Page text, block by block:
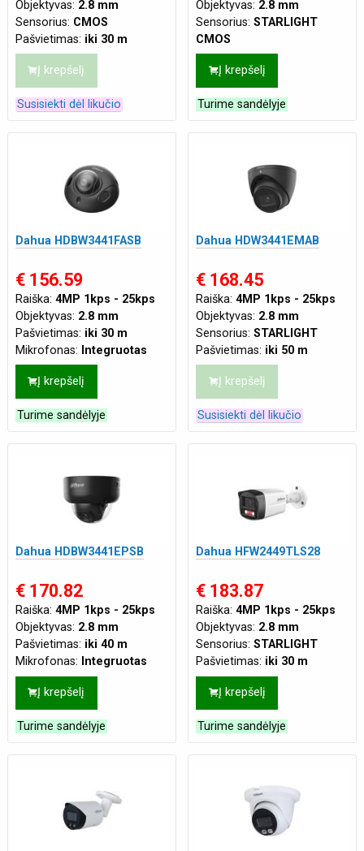
Objektyvas: 2.8 mm
Sensorius: CMOS
Pašvietimas: iki 30 m
Mikrofonas:Integruotas
Korpusas:Kupolinė
Maitinimas:DC12V
(802.3af)
Į krepšelį
Susisiekti dėl likučio
Objektyvas: 2.8 mm
Sensorius:STARLIGHT
CMOS
Pašvietimas:iki 30 m
Mikrofonas:Integruotas
Korpusas:Kupolinė
Maitinimas:DC12V
(802.3af)
Į krepšelį
Turime sandėlyje
Dahua HDBW3441FASB
€ 156.59
Raiška: 4MP 1kps - 25kps
Objektyvas: 2.8 mm
Pašvietimas: iki 30 m
Mikrofonas: Integruotas
Korpusas:Kupolinė
Maitinimas:DC12V
(802.3af)
Į krepšelį
Turime sandėlyje
Dahua HDW3441EMAB
€ 168.45
Raiška:4MP 1kps - 25kps
Objektyvas: 2.8 mm
Sensorius:STARLIGHT
Pašvietimas: iki 50 m
Mikrofonas:Integruotas
Tinklo jungtis:
Maitinimas:DC12V
(802.3af)
Į krepšelį
Susisiekti dėl likučio
Dahua HDBW3441EPSB
€ 170.82
Raiška: 4MP 1kps - 25kps
Objektyvas: 2.8 mm
Pašvietimas: iki 40 m
Mikrofonas: Integruotas
Atsparumas:Tinka ir lauko
sąlygoms
Tinklo jungtis:LAN
Maitinimas:DC12V
(802.3af)
Į krepšelį
Turime sandėlyje
Dahua HFW2449TLS28
€ 183.87
Raiška:4MP 1kps - 25kps
Objektyvas: 2.8 mm
Sensorius:STARLIGHT
Pašvietimas: iki 30 m
Mikrofonas:mikrofonas ir
garsiakalbis
Maitinimas:DC12V
(802.3af)
Į krepšelį
Turime sandėlyje